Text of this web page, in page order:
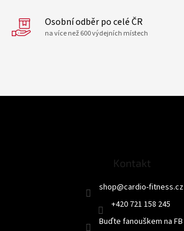
Osobní odběr po celé ČR
na více než 600 výdejních místech
Kontakt
shop@cardio-fitness.cz
+420 721 158 245
Buďte fanouškem na FB